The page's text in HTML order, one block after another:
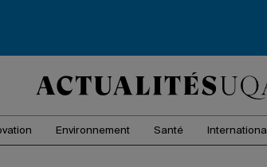
Environnement Santé International